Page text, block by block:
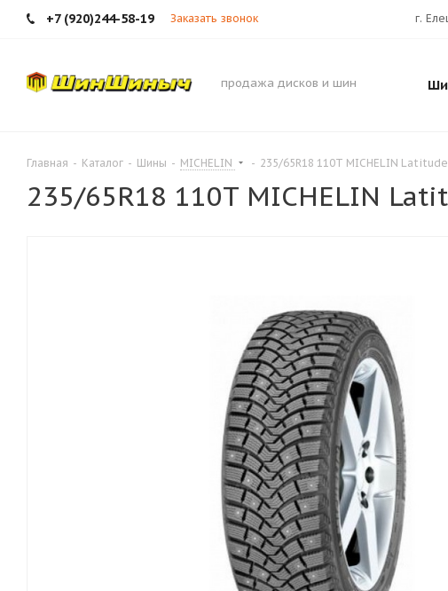
+7 (920)244-58-19 Заказать звонок г.
продажа дисков и шин
Главная - Каталог - Шины - MICHELIN - 235/65R18 110T MICHELIN
235/65R18 110T MICHELIN